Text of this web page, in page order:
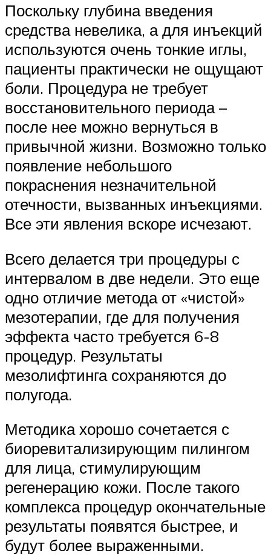
Поскольку глубина введения
средства невелика, а для инъекций
используются очень тонкие иглы,
пациенты практически не ощущают
боли. Процедура не требует
восстановительного периода –
после нее можно вернуться в
привычной жизни. Возможно только
появление небольшого
покраснения незначительной
отечности, вызванных инъекциями.
Все эти явления вскоре исчезают.
Всего делается три процедуры с
интервалом в две недели. Это еще
одно отличие метода от «чистой»
мезотерапии, где для получения
эффекта часто требуется 6-8
процедур. Результаты
мезолифтинга сохраняются до
полугода.
Методика хорошо сочетается с
биоревитализирующим пилингом
для лица, стимулирующим
регенерацию кожи. После такого
комплекса процедур окончательные
результаты появятся быстрее, и
будут более выраженными.